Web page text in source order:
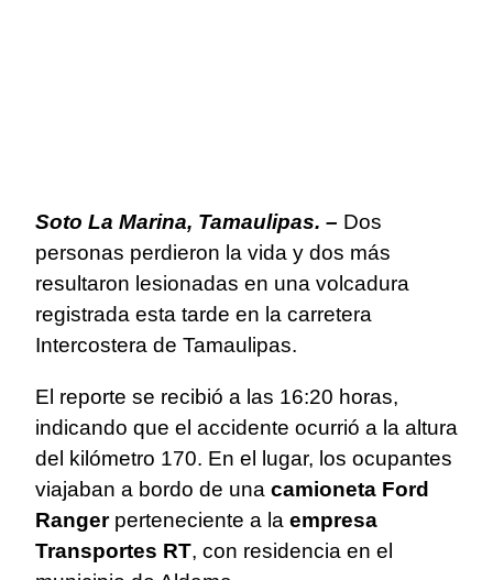
Soto La Marina, Tamaulipas. – Dos
personas perdieron la vida y dos más
resultaron lesionadas en una volcadura
registrada esta tarde en la carretera
Intercostera de Tamaulipas.
El reporte se recibió a las 16:20 horas,
indicando que el accidente ocurrió a la altura
del kilómetro 170. En el lugar, los ocupantes
viajaban a bordo de una camioneta Ford
Rangerperteneciente a la empresa
Transportes RT, con residencia en el